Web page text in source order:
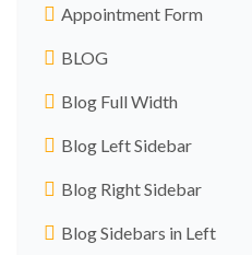
Appointment Form
BLOG
Blog Full Width
Blog Left Sidebar
Blog Right Sidebar
Blog Sidebars in Left